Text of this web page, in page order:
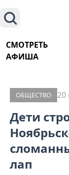
Поиск
СМОТРЕТЬ
АФИША
ОБЩЕСТВО 20
Дети
лап